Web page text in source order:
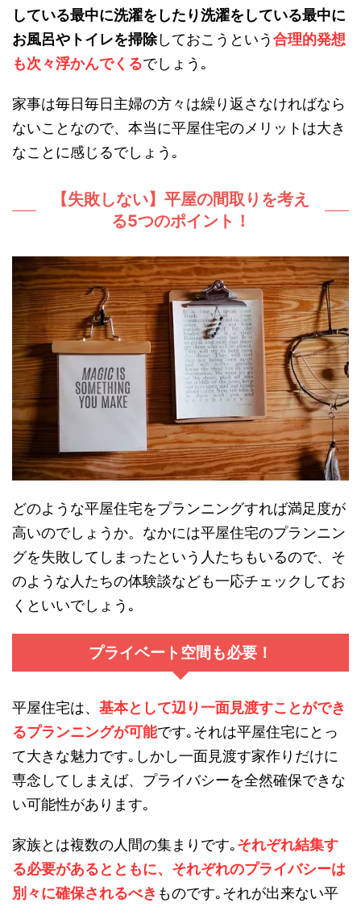
している最中に洗濯をしたり洗濯をしている最中に
お風呂やトイレを掃除しておこうという合理的発想
も次々浮かんでくるでしょう｡
家事は毎日毎日主婦の方々は繰り返さなければなら
ないことなので、本当に平屋住宅のメリットは大き
なことに感じるでしょう｡
【失敗しない】平屋の間取りを考え
る5つのポイント！
どのような平屋住宅をプランニングすれば満足度が
高いのでしょうか。なかには平屋住宅のプランニン
グを失敗してしまったという人たちもいるので、そ
のような人たちの体験談なども一応チェックしてお
くといいでしょう｡
プライベート空間も必要！
平屋住宅は、 基本として辺り一面見渡すことができ
るプランニングが可能です｡それは平屋住宅にとっ
て大きな魅力です｡しかし一面見渡す家作りだけに
専念してしまえば、プライバシーを全然確保できな
い可能性があります｡
家族とは複数の人間の集まりです｡それぞれ結集す
る必要があるとともに、それぞれのプライバシーは
別々に確保されるべき ものです｡それが出来ない平